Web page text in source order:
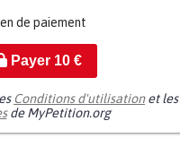
de paiement
Payer 10€
Conditions d'utilisationet les
de MyPetition.org